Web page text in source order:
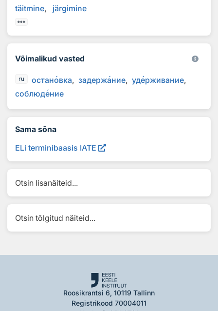
täitmine
järgimine
Võimalikud vasted
ru остановка задержание удерживание
соблюдение
Sama sõna
ELi terminibaasis IATE
Otsin lisanäiteid...
Otsin tõlgitud näiteid...
Roosikrantsi 6, 10119 Tallinn
Registrikood 70004011